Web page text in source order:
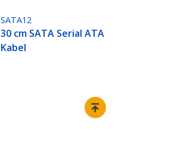
SATA12
30 cm SATA Serial ATA
Kabel